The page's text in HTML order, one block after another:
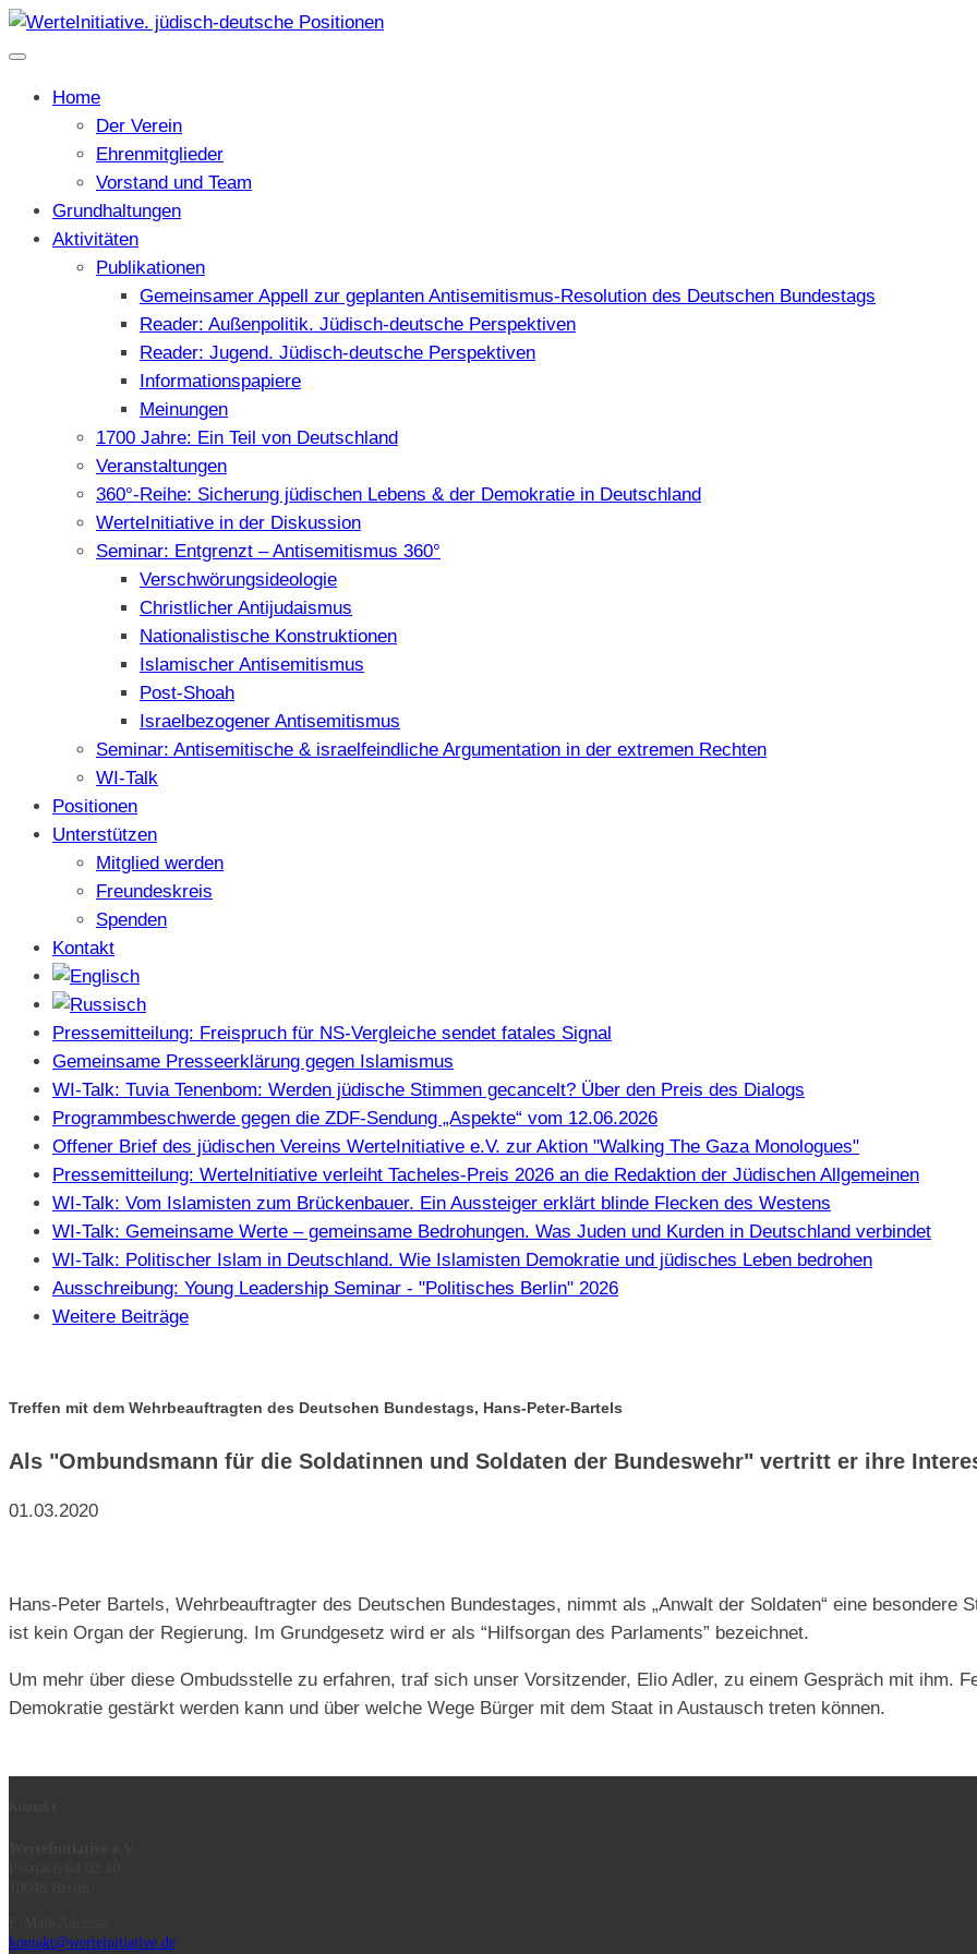
Home
Der Verein
Ehrenmitglieder
Vorstand und Team
Grundhaltungen
Aktivitäten
Publikationen
Gemeinsamer Appell zur geplanten Antisemitismus-Resolution des Deutschen Bundestags
Reader: Außenpolitik. Jüdisch-deutsche Perspektiven
Reader: Jugend. Jüdisch-deutsche Perspektiven
Informationspapiere
Meinungen
1700 Jahre: Ein Teil von Deutschland
Veranstaltungen
360°-Reihe: Sicherung jüdischen Lebens & der Demokratie in Deutschland
WerteInitiative in der Diskussion
Seminar: Entgrenzt – Antisemitismus 360°
Verschwörungsideologie
Christlicher Antijudaismus
Nationalistische Konstruktionen
Islamischer Antisemitismus
Post-Shoah
Israelbezogener Antisemitismus
Seminar: Antisemitische & israelfeindliche Argumentation in der extremen Rechten
WI-Talk
Positionen
Unterstützen
Mitglied werden
Freundeskreis
Spenden
Kontakt
Pressemitteilung: Freispruch für NS-Vergleiche sendet fatales Signal
Gemeinsame Presseerklärung gegen Islamismus
WI-Talk: Tuvia Tenenbom: Werden jüdische Stimmen gecancelt? Über den Preis des Dialogs
Programmbeschwerde gegen die ZDF-Sendung „Aspekte“ vom 12.06.2026
Offener Brief des jüdischen Vereins WerteInitiative e.V. zur Aktion "Walking The Gaza Monologues"
Pressemitteilung: WerteInitiative verleiht Tacheles-Preis 2026 an die Redaktion der Jüdischen Allgemeinen
WI-Talk: Vom Islamisten zum Brückenbauer. Ein Aussteiger erklärt blinde Flecken des Westens
WI-Talk: Gemeinsame Werte – gemeinsame Bedrohungen. Was Juden und Kurden in Deutschland verbindet
WI-Talk: Politischer Islam in Deutschland. Wie Islamisten Demokratie und jüdisches Leben bedrohen
Ausschreibung: Young Leadership Seminar - "Politisches Berlin" 2026
Weitere Beiträge
Treffen mit dem Wehrbeauftragten des Deutschen Bundestags, Hans-Peter-Bartels
Als "Ombundsmann für die Soldatinnen und Soldaten der Bundeswehr" vertritt er ihre
01.03.2020
Hans-Peter Bartels, Wehrbeauftragter des Deutschen Bundestages, nimmt als „Anwalt der Soldaten“ eine besondere
ist kein Organ der Regierung. Im Grundgesetz wird er als “Hilfsorgan des Parlaments” bezeichnet.
Um mehr über diese Ombudsstelle zu erfahren, traf sich unser Vorsitzender, Elio Adler, zu einem Gespräch mit ihm.
Demokratie gestärkt werden kann und über welche Wege Bürger mit dem Staat in Austausch treten können.
kontakt@werteinitiative.de